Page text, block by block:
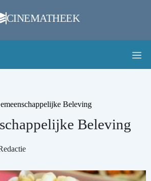
CINEMATHEEK
Beleving
Beleving